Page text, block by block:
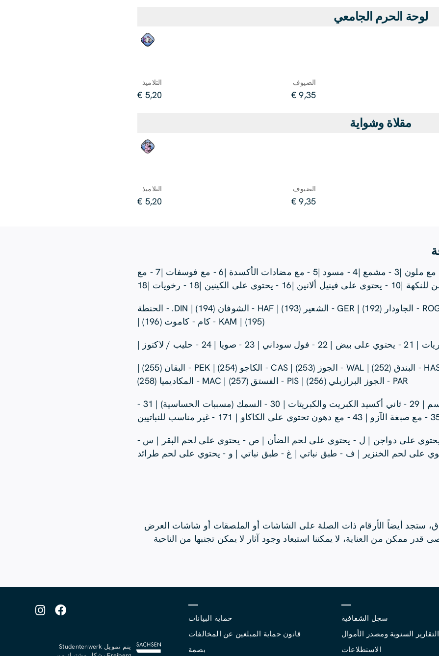
لوحة الحرم الجامعي
الضيوف
9,35 €
التلاميذ
5,20 €
مقلاة وشواية
الضيوف
9,35 €
التلاميذ
5,20 €
1 - مع مواد حافظة |2 - مع مواد حافظة |2 - مع ملون |3 - مشمع |4 - مسود |5 - مع مضادات الأكسدة |6 - مع فوسفات |7 - مع
19 - تحتوي على الجلوتين: WEI - القمح (191) | ROG - الجاودار (192) | GER - الشعير (193) | HAF - الشوفان (194) | DIN. - الحنطة
(195) | KAM - كام - كاموت (196) |
25 - المكسرات/المكسرات: MAN - اللوز (251) | HAS - البندق (252) | WAL - الجوز (253) | CAS - الكاجو (254) | PEK - البقان (255) |
PAR - الجوز البرازيلي (256) | PIS - الفستق (257) | MAC - المكاديميا (258)
26 - الكرفس | 27 - الخردل | 28 - بذور السمسم | 29 - ثاني أكسيد الكبريت والكبريتات | 30 - السمك (مسببات الحساسية) | 31 -
على دواجن | ل - يحتوي على لحم الضأن | ص - يحتوي على لحم البقر | س -
على لحم الخنزير | ف - طبق نباتي | غ - طبق نباتي | و - يحتوي على لحم طرائد
ستجد أيضاً الأرقام ذات الصلة على الشاشات أو الملصقات أو شاشات العرض
ممكن من العناية، لا يمكننا استبعاد وجود آثار لا يمكن تجنبها من الناحية
سجل الشفافية
التقارير السنوية ومصدر الأموال
الاستطلاعات
حماية البيانات
قانون حماية المبلغين عن المخالفات
بصمة
يتم تمويل Studentenwerk